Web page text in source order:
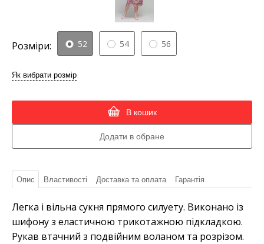
Розміри: 52 54 56
Як вибрати розмір
В кошик
Опис Властивості Доставка та оплата Гарантія
Легка і вільна сукня прямого силуету. Виконано із
шифону з еластичною трикотажною підкладкою.
Рукав втачний з подвійним воланом та розрізом.